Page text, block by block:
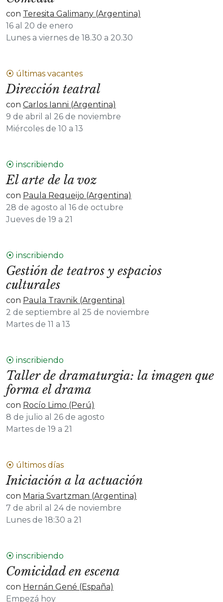
con Teresita Galimany (Argentina)
16 al 20 de enero
Lunes a viernes de 18.30 a 20.30
⦿ últimas vacantes
Dirección teatral
con Carlos Ianni (Argentina)
9 de abril al 26 de noviembre
Miércoles de 10 a 13
⦿ inscribiendo
El arte de la voz
con Paula Requeijo (Argentina)
28 de agosto al 16 de octubre
Jueves de 19 a 21
⦿ inscribiendo
Gestión de teatros y espacios
culturales
con Paula Travnik (Argentina)
2 de septiembre al 25 de noviembre
Martes de 11 a 13
⦿ inscribiendo
Taller de dramaturgia: la imagen que
forma el drama
con Rocío Limo (Perú)
8 de julio al 26 de agosto
Martes de 19 a 21
⦿ últimos días
Iniciación a la actuación
con Maria Svartzman (Argentina)
7 de abril al 24 de noviembre
Lunes de 18:30 a 21
⦿ inscribiendo
Comicidad en escena
con Hernán Gené (España)
Empezá hoy